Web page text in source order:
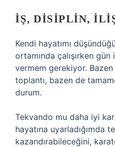
İŞ, DISIPLIN,
Kendi hayatımı
ortamında çalışırken
vermem gerekiyor.
toplantı, bazen de
durum.
Tekvando mu daha iyi
hayatına uyarladığımda
kazandırabileceğini,